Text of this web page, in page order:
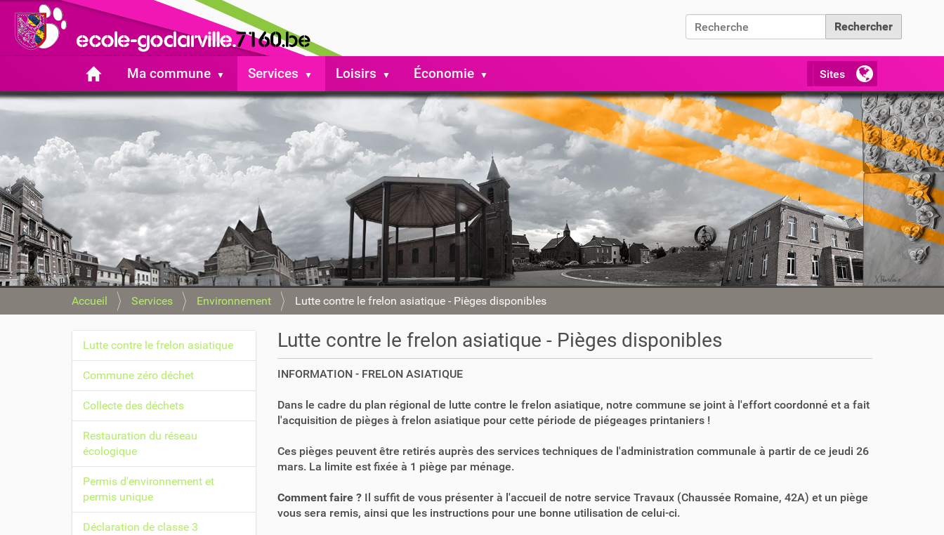
Chercher par
Ma commune Services Loisirs Économie
V
o
u
ê
e
i
Accueil Services Environnement Lutte contre le frelon asiatique - Pièges disponibles
Lutte contre le frelon asiatique - Pièges disponibles
INFORMATION - FRELON ASIATIQUE
Dans le cadre du plan régional de lutte contre le frelon asiatique, notre commune se joint à l'effort coordonné et a fait
l'acquisition de pièges à frelon asiatique pour cette période de piégeages printaniers !
Ces pièges peuvent être retirés auprès des services techniques de l'administration communale à partir de ce jeudi 26
mars. La limite est fixée à 1 piège par ménage.
Comment faire ?Il suffit de vous présenter à l'accueil de notre service Travaux (Chaussée Romaine, 42A) et un piège
vous sera remis, ainsi que les instructions pour une bonne utilisation de celui-ci.
N
a
v
i
g
a
t
i
o
n
Lutte contre le frelon asiatique
Commune zéro déchet
Collecte des déchets
Restauration du réseau
écologique
Permis d'environnement et
permis unique
Déclaration de classe 3